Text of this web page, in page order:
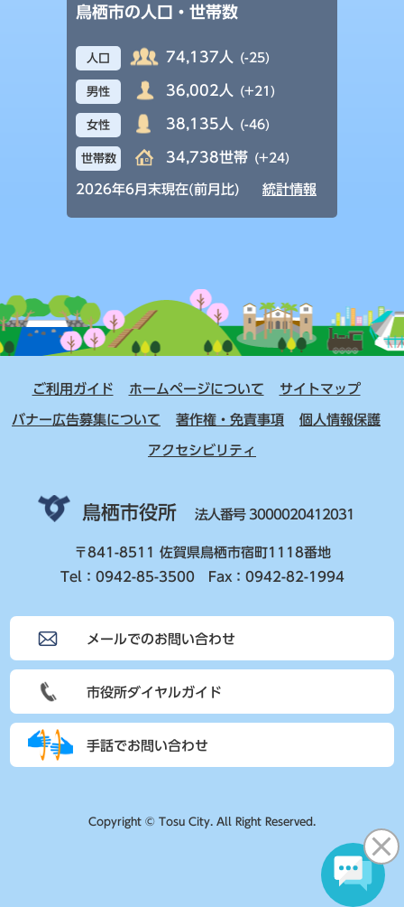
鳥栖市の人口・世帯数
人口 74,137人 (-25)
男性 36,002人 (+21)
女性 38,135人 (-46)
世帯数 34,738世帯 (+24)
2026年6月末現在(前月比) 統計情報
ご利用ガイド ホームページについて サイトマップ
バナー広告募集について 著作権・免責事項 個人情報保護
アクセシビリティ
鳥栖市役所 法人番号 3000020412031
〒841-8511 佐賀県鳥栖市宿町1118番地
Tel：0942-85-3500 Fax：0942-82-1994
メールでのお問い合わせ
市役所ダイヤルガイド
手話でお問い合わせ
Copyright © Tosu City. All Right Reserved.